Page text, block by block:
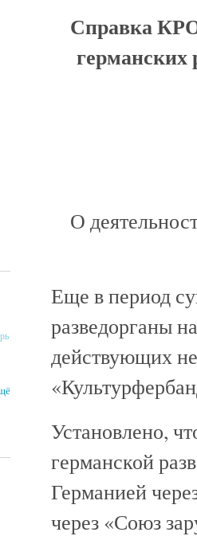
Справка
германских
О
Еще в период
разведорганы
действующих
Установлено,
германской
Германией
через «Союз